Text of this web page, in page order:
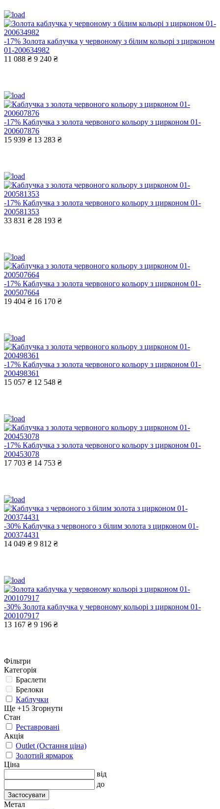
-17% Золота каблучка у червоному з білим кольорі з цирконом
01-200634982
11 088 ₴ 9 240 ₴
-17% Каблучка з золота червоного кольору з цирконом 01-
200607876
15 939 ₴ 13 283 ₴
-17% Каблучка з золота червоного кольору з цирконом 01-
200581353
33 831 ₴ 28 193 ₴
-17% Каблучка з золота червоного кольору з цирконом 01-
200507664
19 404 ₴ 16 170 ₴
-17% Каблучка з золота червоного кольору з цирконом 01-
200498361
15 057 ₴ 12 548 ₴
-17% Каблучка з золота червоного кольору з цирконом 01-
200453078
17 703 ₴ 14 753 ₴
-30% Каблучка з червоного з білим золота з цирконом 01-
200374431
14 049 ₴ 9 812 ₴
-30% Золота каблучка у червоному кольорі з цирконом 01-
200107917
13 167 ₴ 9 196 ₴
Фільтри
Категорія
Браслети
Брелоки
Каблучки
Ще +15 Згорнути
Стан
Реставровані
Акція
Outlet (Остання ціна)
Золотий ярмарок
Ціна
від
до
Застосувати
Метал